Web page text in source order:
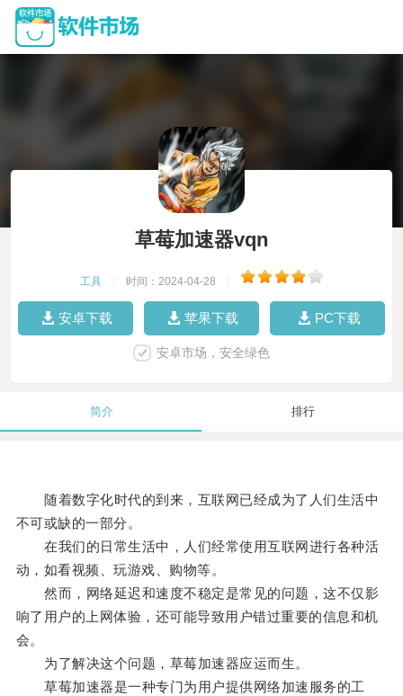
草莓加速器vqn
工具 时间：2024-04-28
安卓下载 苹果下载 PC下载
安卓市场，安全绿色
简介 排行
随着数字化时代的到来，互联网已经成为了人们生活中
不可或缺的一部分。
在我们的日常生活中，人们经常使用互联网进行各种活
动，如看视频、玩游戏、购物等。
然而，网络延迟和速度不稳定是常见的问题，这不仅影
响了用户的上网体验，还可能导致用户错过重要的信息和机
会。
为了解决这个问题，草莓加速器应运而生。
草莓加速器是一种专门为用户提供网络加速服务的工